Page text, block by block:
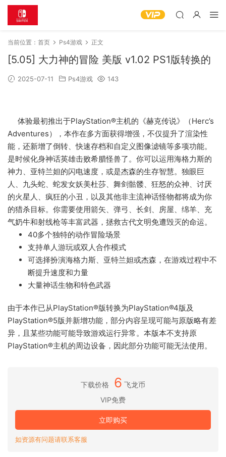
当前位置： 首页 Ps4游戏 正文
[5.05] 大力神的冒险 美版 v1.02 PS1版转换的
2025-07-11 Ps4游戏 143
体验最初推出于PlayStation®主机的《赫克传说》（Herc’s
Adventures），本作在多方面获得增强，不仅提升了渲染性
能，还新增了倒转、快速存档和自定义图像滤镜等多项功能。
是时候化身神话英雄击败希腊怪兽了。你可以运用海格力斯的
神力、亚特兰妲的闪电速度，或是杰森的生存智慧。独眼巨
人、九头蛇、蛇发女妖美杜莎、舞剑骷髅、狂怒的众神、讨厌
的火星人、疯狂的小丑，以及其他非主流神话怪物都将成为你
的猎杀目标。你需要使用箭矢、弹弓、长剑、房屋、绵羊、充
气奶牛和射线枪等丰富武器，拯救古代文明免遭毁灭的命运。
40多个独特的动作冒险场景
支持单人游玩或双人合作模式
可选择扮演海格力斯、亚特兰妲或杰森，在游戏过程中不
断提升速度和力量
大量神话生物和特色武器
由于本作已从PlayStation®版转换为PlayStation®4版及
PlayStation®5版并新增功能，部分内容呈现可能与原版略有差
异，且某些功能可能导致游戏运行异常。本版本不支持原
PlayStation®主机的周边设备，因此部分功能可能无法使用。
下载价格 6 飞龙币
VIP免费
立即购买
如资源有问题请联系客服